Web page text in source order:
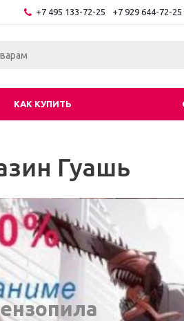
+7 495 133-72-25 +7 929 644-72-25
КАК КУПИТЬ
Гуашь